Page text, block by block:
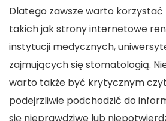
Dlatego zawsze warto korzystać
takich jak strony internetowe
instytucji medycznych,
zajmujących się stomatologią.
warto także być krytycznym
podejrzliwie podchodzić do